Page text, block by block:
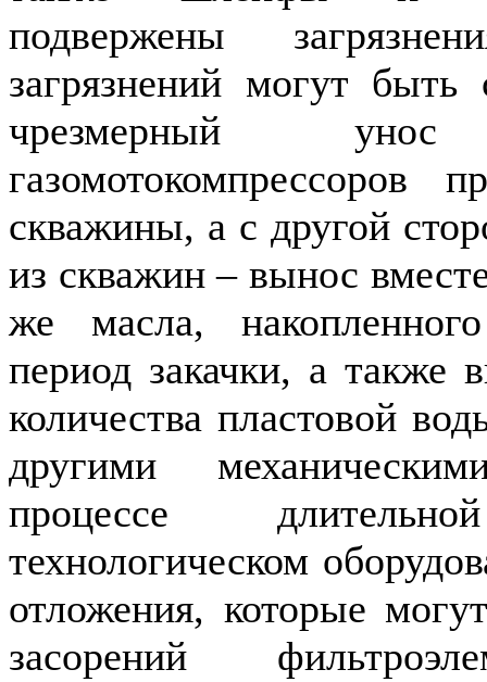
подвержены
загрязнений могут
чрезмерный
газомотокомпрессоров
скважины, а с другой
из скважин – вынос
же масла,
период закачки, а также
количества пластовой
другими
процессе
технологическом
отложения, которые
засорений